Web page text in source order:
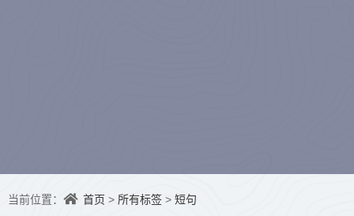
当前位置： 首页 > 所有标签 > 短句